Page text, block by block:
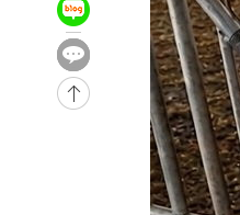
-24044초 전 >
이강인 ATM
-23040초 전 >
태풍 돌핀, 중
-20386초 전 >
AT마드리드 데
-19016초 전 >
[속보]與 강원
與 강원·TK 당
[속보]與전대
[속보]與 당대